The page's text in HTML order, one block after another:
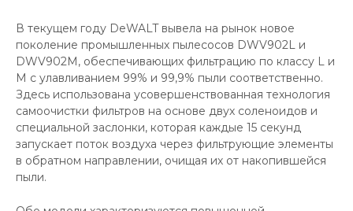
В текущем году DeWALT вывела на рынок новое
поколение промышленных пылесосов DWV902L и
DWV902M, обеспечивающих фильтрацию по классу L и
М с улавливанием 99% и 99,9% пыли соответственно.
Здесь использована усовершенствованная технология
самоочистки фильтров на основе двух соленоидов и
специальной заслонки, которая каждые 15 секунд
запускает поток воздуха через фильтрующие элементы
в обратном направлении, очищая их от накопившейся
пыли.